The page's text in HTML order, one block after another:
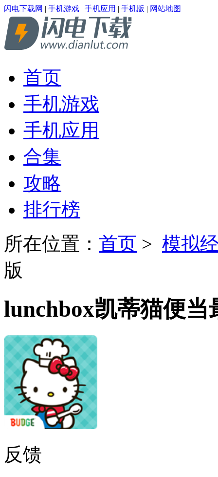
闪电下载网 | 手机游戏 | 手机应用 | 手机版 | 网站地图
首页
手机游戏
手机应用
合集
攻略
排行榜
所在位置： 首页 > 模拟
版
lunchbox凯蒂猫便当
反馈